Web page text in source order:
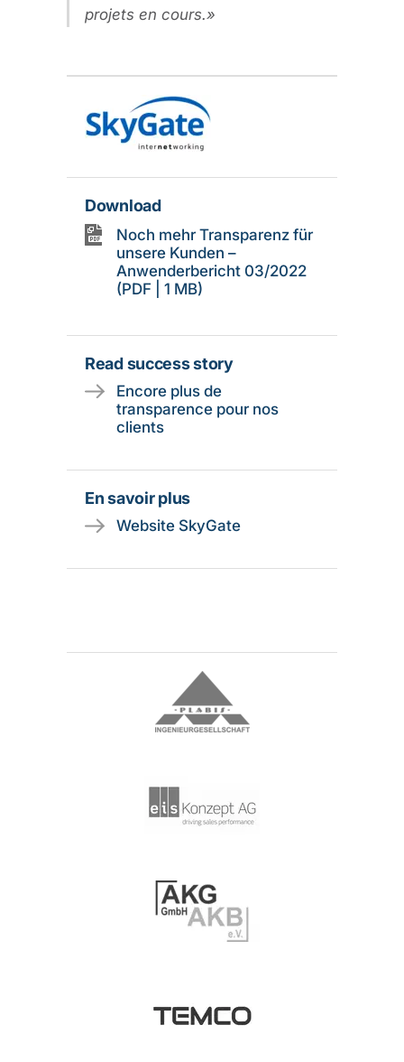
projets en cours.
Download
Noch mehr Transparenz für
unsere Kunden –
Anwenderbericht 03/2022
(PDF | 1 MB)
Read success story
Encore plus de
transparence pour nos
clients
En savoir plus
Website SkyGate